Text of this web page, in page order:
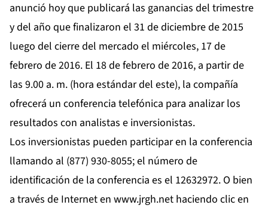
anunció hoy que publicará las ganancias del trimestre
y del año que finalizaron el 31 de diciembre de 2015
luego del cierre del mercado el miércoles, 17 de
febrero de 2016. El 18 de febrero de 2016, a partir de
las 9.00 a. m. (hora estándar del este), la compañía
ofrecerá un conferencia telefónica para analizar los
resultados con analistas e inversionistas.
Los inversionistas pueden participar en la conferencia
llamando al (877) 930-8055; el número de
identificación de la conferencia es el 12632972. O bien
a través de Internet en www.jrgh.net haciendo clic en